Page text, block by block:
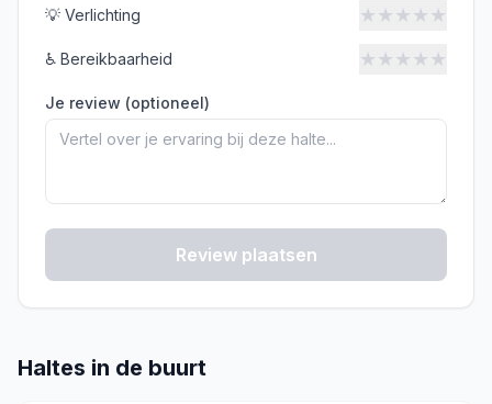
💡 Verlichting ★★★★★
♿ Bereikbaarheid ★★★★★
Je review (optioneel)
Review plaatsen
Haltes in de buurt